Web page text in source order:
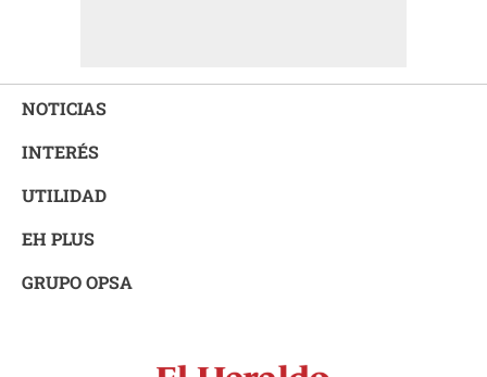
NOTICIAS
INTERÉS
UTILIDAD
EH PLUS
GRUPO OPSA